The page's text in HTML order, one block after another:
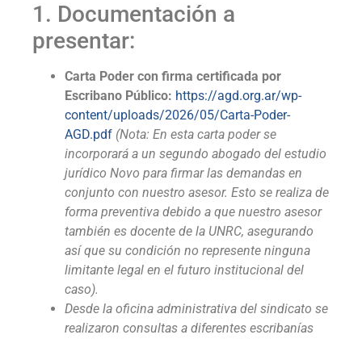
1. Documentación a
presentar:
Carta Poder con firma certificada por
Escribano Público: https://agd.org.ar/wp-
content/uploads/2026/05/Carta-Poder-
AGD.pdf (Nota: En esta carta poder se
incorporará a un segundo abogado del estudio
jurídico Novo para firmar las demandas en
conjunto con nuestro asesor. Esto se realiza de
forma preventiva debido a que nuestro asesor
también es docente de la UNRC, asegurando
así que su condición no represente ninguna
limitante legal en el futuro institucional del
caso).
Desde la oficina administrativa del sindicato se
realizaron consultas a diferentes escribanías